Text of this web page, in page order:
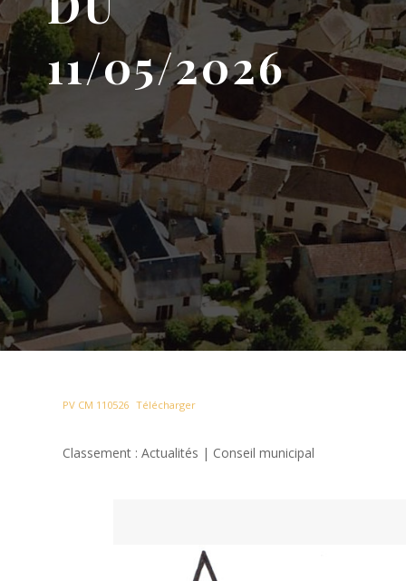
11/05/2026
PV CM 110526 Télécharger
Classement : Actualités | Conseil municipal